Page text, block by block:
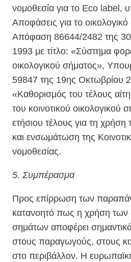
νομοθεσία για το Eco label,
Αποφάσεις για το
Απόφαση 86644/2482 της
1993 με τίτλο: «Σύστημα
οικολογικού σήματος»,
59847 της 19ης Οκτωβρίου
«Καθορισμός του τέλους
του κοινοτικού οικολογικού
ετήσιου τέλους για τη
και ενσωμάτωση της
νομοθεσίας.
5. Συμπέρασμα
Προς επίρρωση των
κατανοητό πως η χρήση των
σημάτων αποφέρει
στους παραγωγούς, στους
στο περιβάλλον. Η